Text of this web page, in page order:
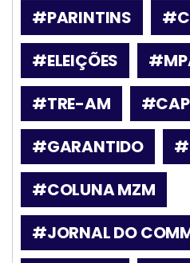
#PARINTINS
#ELEIÇÕES
#TRE-AM
#GARANTIDO
#COLUNA MZM
#JORNAL DO